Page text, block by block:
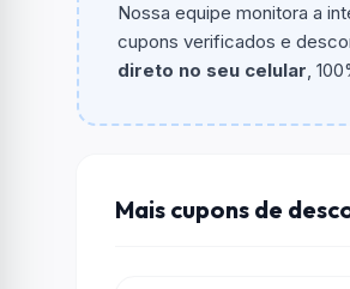
Qual é o desconto
Não informado ou sem
Nossa equipe monitora a
cupons verificados e
direto no seu celular,
Mais cupons de